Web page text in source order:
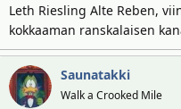
Leth Riesling Alte Reben,
kokkaaman ranskalaisen
Saunatakki
Walk a Crooked Mile